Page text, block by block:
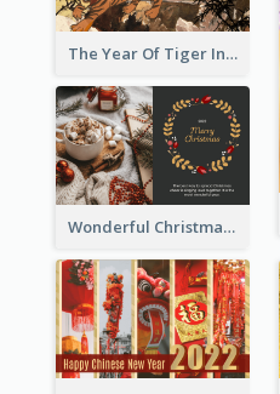
The Year Of Tiger Ink Illustration New Year Greeting Card
Wonderful Christmas Greeting Card